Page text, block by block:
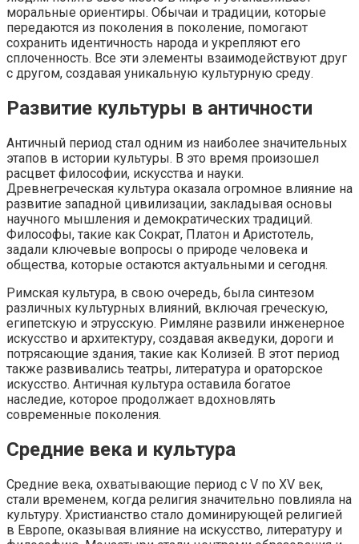
моральные ориентиры. Обычаи и традиции, которые
передаются из поколения в поколение, помогают
сохранить идентичность народа и укрепляют его
сплоченность. Все эти элементы взаимодействуют друг
с другом, создавая уникальную культурную среду.
Развитие культуры в античности
Античный период стал одним из наиболее значительных
этапов в истории культуры. В это время произошел
расцвет философии, искусства и науки.
Древнегреческая культура оказала огромное влияние на
развитие западной цивилизации, закладывая основы
научного мышления и демократических традиций.
Философы, такие как Сократ, Платон и Аристотель,
задали ключевые вопросы о природе человека и
общества, которые остаются актуальными и сегодня.
Римская культура, в свою очередь, была синтезом
различных культурных влияний, включая греческую,
египетскую и этрусскую. Римляне развили инженерное
искусство и архитектуру, создавая акведуки, дороги и
потрясающие здания, такие как Колизей. В этот период
также развивались театры, литература и ораторское
искусство. Античная культура оставила богатое
наследие, которое продолжает вдохновлять
современные поколения.
Средние века и культура
Средние века, охватывающие период с V по XV век,
стали временем, когда религия значительно повлияла на
культуру. Христианство стало доминирующей религией
в Европе, оказывая влияние на искусство, литературу и